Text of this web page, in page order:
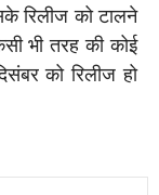
रिलीज को टालने
भी तरह की कोई
को रिलीज हो